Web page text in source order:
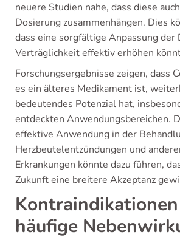
neuere Studien nahe, dass diese
Dosierung zusammenhängen. Dies
dass eine sorgfältige Anpassung der
Verträglichkeit effektiv erhöhen
Forschungsergebnisse zeigen, dass
es ein älteres Medikament ist,
bedeutendes Potenzial hat,
entdeckten Anwendungsbereichen.
effektive Anwendung in der
Herzbeutelentzündungen und
Erkrankungen könnte dazu führen,
Zukunft eine breitere Akzeptanz
häufige